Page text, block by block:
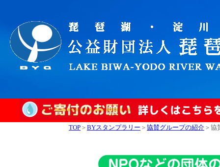
TOP ＞ BYスタンプラリー ＞ 協賛グループの紹介 ＞協